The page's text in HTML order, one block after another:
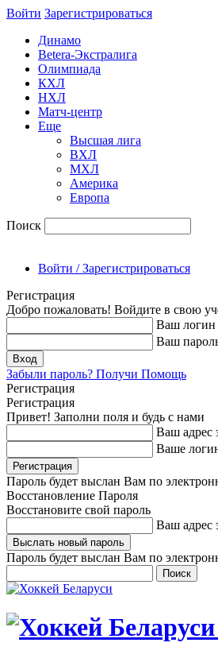
Войти Зарегиcтрироваться
Динамо
Betera-Экстралига
Олимпиада
КХЛ
НХЛ
Матч-центр
Еще
Высшая лига
ВХЛ
МХЛ
Америка
Европа
Поиск
Войти / Зарегистрироваться
Регистрация
Добро пожаловать! Войдите в свою
Ваш логин
Ваш
Забыли пароль? Получи Помощь
Регистрация
Регистрация
Привет! Заполни поля и будь с нами
Ваш адрес
Ваше
Пароль будет выслан Вам по
Восстановление Пароля
Восстановите свой пароль
Ваш адрес
Пароль будет выслан Вам по